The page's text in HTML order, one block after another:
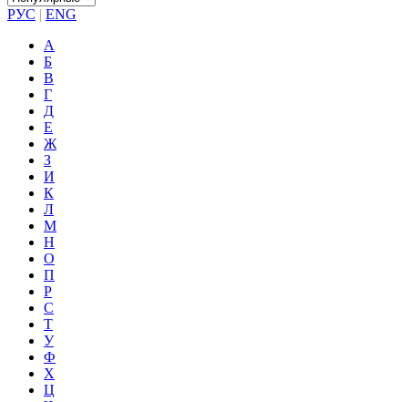
РУС | ENG
А
Б
В
Г
Д
Е
Ж
З
И
К
Л
М
Н
О
П
Р
С
Т
У
Ф
Х
Ц